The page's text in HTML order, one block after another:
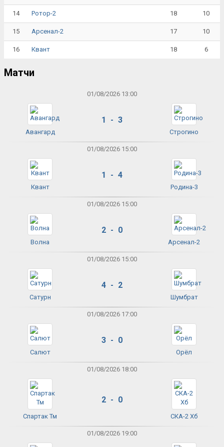
14 Ротор-2 18 10
15 Арсенал-2 17 10
16 Квант 18 6
Матчи
01/08/2026 13:00
Авангард
1 - 3
Строгино
01/08/2026 15:00
Квант
1 - 4
Родина-3
01/08/2026 15:00
Волна
2 - 0
Арсенал-2
01/08/2026 15:00
Сатурн
4 - 2
Шумбрат
01/08/2026 17:00
Салют
3 - 0
Орёл
01/08/2026 18:00
Спартак Тм
2 - 0
СКА-2 Хб
01/08/2026 19:00